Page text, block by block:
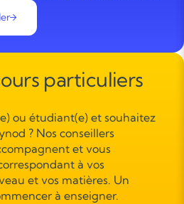
particuliers
ou étudiant(e) et souhaitez
? Nos conseillers
et vous
à vos
et vos matières. Un
à enseigner.